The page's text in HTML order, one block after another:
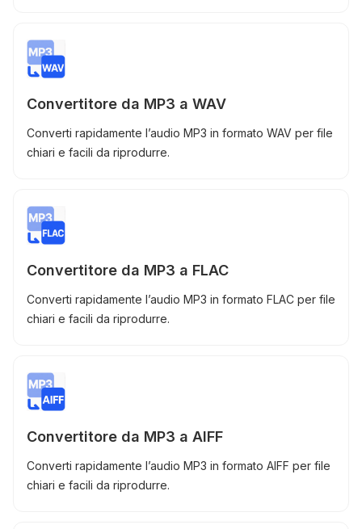
Convertitore da MP3 a WAV
Converti rapidamente l’audio MP3 in formato WAV per file
chiari e facili da riprodurre.
Convertitore da MP3 a FLAC
Converti rapidamente l’audio MP3 in formato FLAC per file
chiari e facili da riprodurre.
Convertitore da MP3 a AIFF
Converti rapidamente l’audio MP3 in formato AIFF per file
chiari e facili da riprodurre.